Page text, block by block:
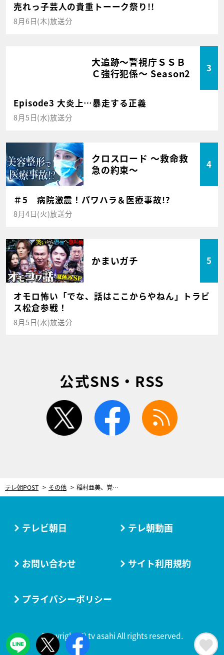
LINE ツイートシェア
売れっ子芸人の貴重トーーク祭り!!
8月6日(木)放送分
大追跡～警視庁ＳＳＢ
Ｃ強行犯係～ Season2
3
Episode3 大炎上…暴走する正義
8月5日(水)放送分
クロスロード ～救命救
急の約束～
4
＃5 病院激震！パワハラ＆医療事故!?
8月4日(火)放送分
かまいガチ 5
オモロ怖い「でな、話はここからやねん」トラビ
ス松倉参戦！
8月5日(水)放送分
公式SNS・RSS
twitter facebook
テレ朝POST その他 稲村亜美、覚醒！敏腕コーチが“飛ばしの極意”伝授、飛距離60ヤードアップ
テレビ朝日 テレ朝動画
お問い合わせ サイト利用規約
プライバシーポリシー
Copyright(C) tv asahi All rights reserved.